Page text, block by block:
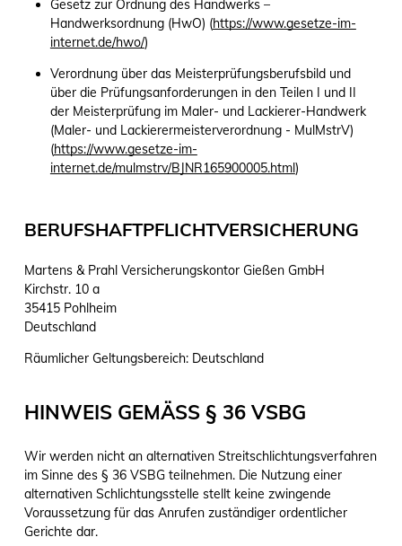
Gesetz zur Ordnung des Handwerks –
Handwerksordnung (HwO) (https://www.gesetze-im-
internet.de/hwo/)
Verordnung über das Meisterprüfungsberufsbild und
über die Prüfungsanforderungen in den Teilen I und II
der Meisterprüfung im Maler- und Lackierer-Handwerk
(Maler- und Lackierermeisterverordnung - MulMstrV)
(https://www.gesetze-im-
internet.de/mulmstrv/BJNR165900005.html)
BERUFSHAFTPFLICHTVERSICHERUNG
Martens & Prahl Versicherungskontor Gießen GmbH
Kirchstr. 10 a
35415 Pohlheim
Deutschland
Räumlicher Geltungsbereich: Deutschland
HINWEIS GEMÄSS § 36 VSBG
Wir werden nicht an alternativen Streitschlichtungsverfahren
im Sinne des § 36 VSBG teilnehmen. Die Nutzung einer
alternativen Schlichtungsstelle stellt keine zwingende
Voraussetzung für das Anrufen zuständiger ordentlicher
Gerichte dar.